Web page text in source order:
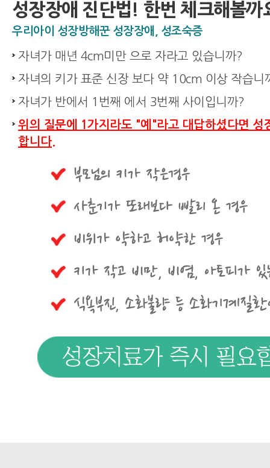
성장장애 진단법! 한번 체크해볼까
우리아이 성장방해꾼 성장장애, 성조숙증
자녀가 매년 4cm미만 으로 자라고 있습니까?
자녀의 키가 표준 신장 보다 약 10cm 이상 작습니
자녀가 반에서 1번째 에서 3번째 사이입니까?
위의 질문에 1가지라도 "예"라고 대답하셨다면 성
합니다.